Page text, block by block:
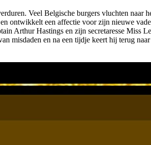
Veel Belgische burgers vluchten naar
ontwikkelt een affectie voor zijn nieuwe
Arthur Hastings en zijn secretaresse Miss
misdaden en na een tijdje keert hij terug